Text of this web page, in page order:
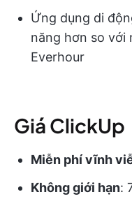
Ứng dụng di
năng hơn so với
Everhour
Giá ClickUp
Miễn phí vĩnh
Không giới hạn: